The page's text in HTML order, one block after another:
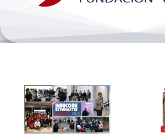
Investigación
Extension y desarrollo